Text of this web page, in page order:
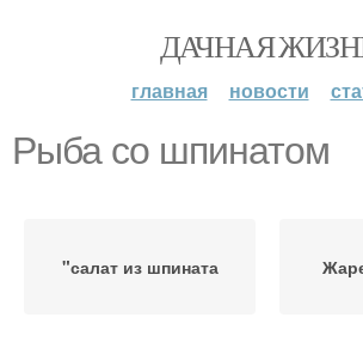
ДАЧНАЯ
главная новости
Рыба со шпинатом
"салат из шпината